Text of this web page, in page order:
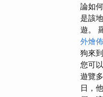
論如
是該
遊。
外燴
狗來
您可
遊覽
日，